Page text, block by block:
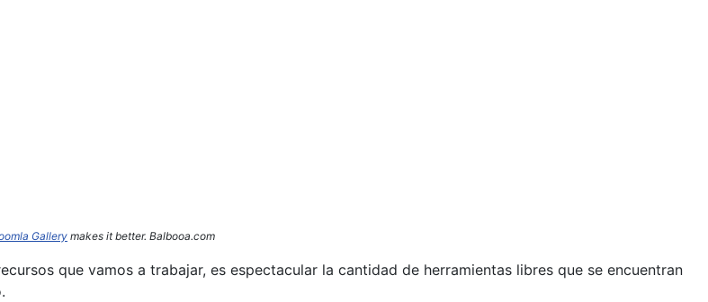
Gallery makes it better. Balbooa.com
que vamos a trabajar, es espectacular la cantidad de herramientas libres que se encuentran